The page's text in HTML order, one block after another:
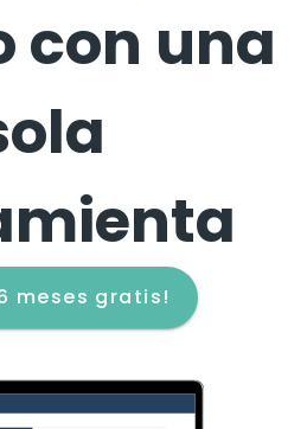
con una
meses gratis!